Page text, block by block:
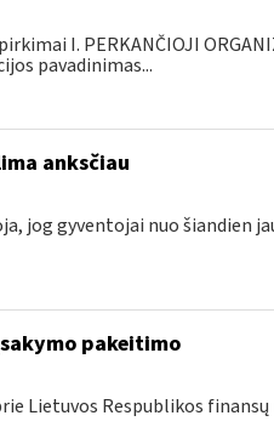
I. PERKANČIOJI
pavadinimas...
anksčiau
jog gyventojai nuo šiandien
pakeitimo
Lietuvos Respublikos